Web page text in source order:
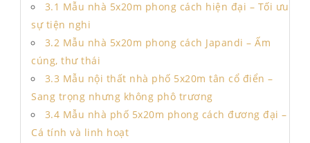
3.1 Mẫu nhà 5x20m phong cách hiện đại – Tối ưu
sự tiện nghi
3.2 Mẫu nhà 5x20m phong cách Japandi – Ấm
cúng, thư thái
3.3 Mẫu nội thất nhà phố 5x20m tân cổ điển –
Sang trọng nhưng không phô trương
3.4 Mẫu nhà phố 5x20m phong cách đương đại –
Cá tính và linh hoạt